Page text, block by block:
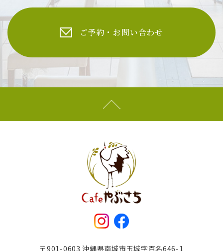
ご予約・お問い合わせ
〒901-0603 沖縄県南城市玉城字百名646-1